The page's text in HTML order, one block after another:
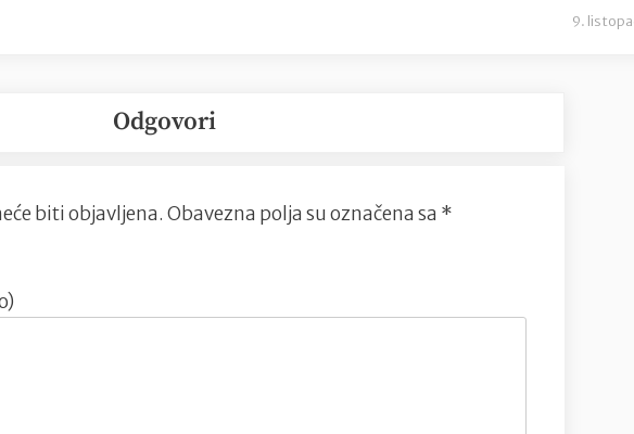
9.
Odgovori
biti objavljena. Obavezna polja su označena sa *